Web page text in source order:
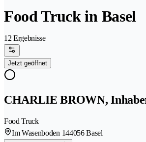
Food Truck in Basel
12 Ergebnisse
Jetzt geöffnet
CHARLIE BROWN,
Food Truck
Im Wasenboden 144056 Basel